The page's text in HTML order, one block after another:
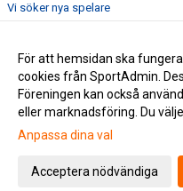
Vi söker nya spelare
Harlösaspelen Dam 15/1-17
Askecupen
Gå till
För att hemsidan ska
cookies från SportAdmin.
Föreningen kan också
eller marknadsföring. Du
Anpassa dina val
Acceptera nödvändiga